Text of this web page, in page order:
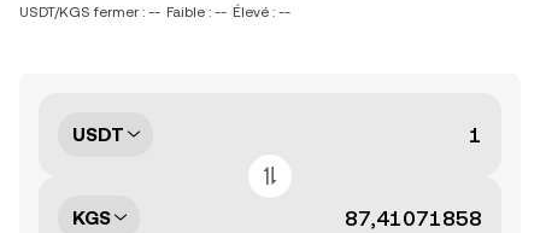
USDT/KGS fermer : -- Faible : -- Élevé : --
USDT
KGS